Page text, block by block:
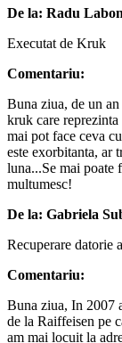
De la: Radu
Executat de Kruk
Comentariu:
Buna ziua, de un
kruk care reprezinta
mai pot face ceva
este exorbitanta, ar
luna...Se mai poate
multumesc!
De la: Gabriela
Recuperare datorie
Comentariu:
Buna ziua, In 2007
de la Raiffeisen pe
am mai locuit la